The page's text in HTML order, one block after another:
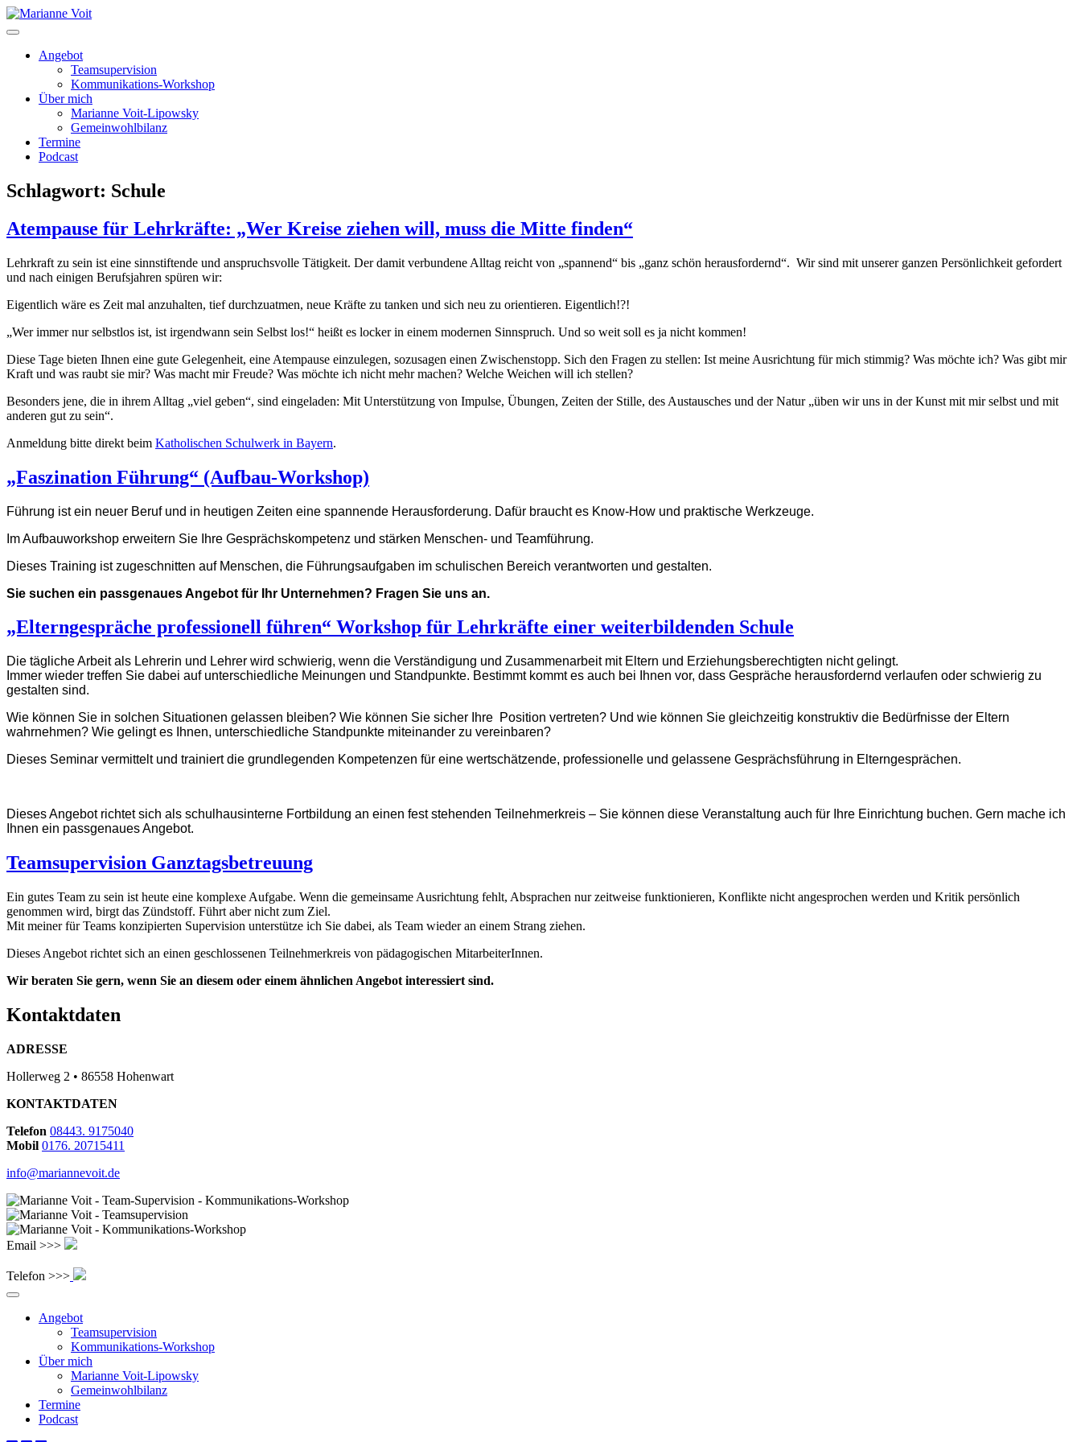
Skip
to
Angebot
Teamsupervision
Kommunikations-Workshop
Über mich
Marianne Voit-Lipowsky
Gemeinwohlbilanz
Termine
Podcast
Schlagwort: Schule
Atempause für Lehrkräfte: „Wer Kreise ziehen will, muss die Mitte finden“
Lehrkraft zu sein ist eine sinnstiftende und anspruchsvolle Tätigkeit. Der damit verbundene Alltag reicht von „spannend“ bis „ganz schön herausfordernd“. Wir sind mit unserer ganzen Persönlichkeit gefordert
und nach einigen Berufsjahren spüren wir:
Eigentlich wäre es Zeit mal anzuhalten, tief durchzuatmen, neue Kräfte zu tanken und sich neu zu orientieren. Eigentlich!?!
„Wer immer nur selbstlos ist, ist irgendwann sein Selbst los!“ heißt es locker in einem modernen Sinnspruch. Und so weit soll es ja nicht kommen!
Diese Tage bieten Ihnen eine gute Gelegenheit, eine Atempause einzulegen, sozusagen einen Zwischenstopp. Sich den Fragen zu stellen: Ist meine Ausrichtung für mich stimmig? Was möchte ich? Was gibt mir
Kraft und was raubt sie mir? Was macht mir Freude? Was möchte ich nicht mehr machen? Welche Weichen will ich stellen?
Besonders jene, die in ihrem Alltag „viel geben“, sind eingeladen: Mit Unterstützung von Impulse, Übungen, Zeiten der Stille, des Austausches und der Natur „üben wir uns in der Kunst mit mir selbst und mit
anderen gut zu sein“.
Anmeldung bitte direkt beim Katholischen Schulwerk in Bayern.
„Faszination Führung“ (Aufbau-Workshop)
Führung ist ein neuer Beruf und in heutigen Zeiten eine spannende Herausforderung. Dafür braucht es Know-How und praktische Werkzeuge.
Im Aufbauworkshop erweitern Sie Ihre Gesprächskompetenz und stärken Menschen- und Teamführung.
Dieses Training ist zugeschnitten auf Menschen, die Führungsaufgaben im schulischen Bereich verantworten und gestalten.
Sie suchen ein passgenaues Angebot für Ihr Unternehmen? Fragen Sie uns an.
„Elterngespräche professionell führen“ Workshop für Lehrkräfte einer weiterbildenden Schule
Die tägliche Arbeit als Lehrerin und Lehrer wird schwierig, wenn die Verständigung und Zusammenarbeit mit Eltern und Erziehungsberechtigten nicht gelingt.
Immer wieder treffen Sie dabei auf unterschiedliche Meinungen und Standpunkte. Bestimmt kommt es auch bei Ihnen vor, dass Gespräche herausfordernd verlaufen oder schwierig zu
gestalten sind.
Wie können Sie in solchen Situationen gelassen bleiben? Wie können Sie sicher Ihre Position vertreten? Und wie können Sie gleichzeitig konstruktiv die Bedürfnisse der Eltern
wahrnehmen? Wie gelingt es Ihnen, unterschiedliche Standpunkte miteinander zu vereinbaren?
Dieses Seminar vermittelt und trainiert die grundlegenden Kompetenzen für eine wertschätzende, professionelle und gelassene Gesprächsführung in Elterngesprächen.
Dieses Angebot richtet sich als schulhausinterne Fortbildung an einen fest stehenden Teilnehmerkreis – Sie können diese Veranstaltung auch für Ihre Einrichtung buchen. Gern mache ich
Ihnen ein passgenaues Angebot.
Teamsupervision Ganztagsbetreuung
Ein gutes Team zu sein ist heute eine komplexe Aufgabe. Wenn die gemeinsame Ausrichtung fehlt, Absprachen nur zeitweise funktionieren, Konflikte nicht angesprochen werden und Kritik persönlich
genommen wird, birgt das Zündstoff. Führt aber nicht zum Ziel.
Mit meiner für Teams konzipierten Supervision unterstütze ich Sie dabei, als Team wieder an einem Strang ziehen.
Dieses Angebot richtet sich an einen geschlossenen Teilnehmerkreis von pädagogischen MitarbeiterInnen.
Wir beraten Sie gern, wenn Sie an diesem oder einem ähnlichen Angebot interessiert sind.
Kontaktdaten
ADRESSE
Hollerweg 2 • 86558 Hohenwart
KONTAKTDATEN
Telefon 08443. 9175040
Mobil 0176. 20715411
info@mariannevoit.de
Email >>>
Telefon >>>
Angebot
Teamsupervision
Kommunikations-Workshop
Über mich
Marianne Voit-Lipowsky
Gemeinwohlbilanz
Termine
Podcast